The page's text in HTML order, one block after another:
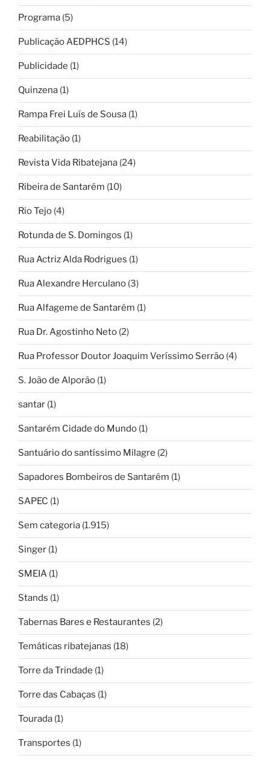
Programa (5)
Publicação AEDPHCS (14)
Publicidade (1)
Quinzena (1)
Rampa Frei Luís de Sousa (1)
Reabilitação (1)
Revista Vida Ribatejana (24)
Ribeira de Santarém (10)
Rio Tejo (4)
Rotunda de S. Domingos (1)
Rua Actriz Alda Rodrigues (1)
Rua Alexandre Herculano (3)
Rua Alfageme de Santarém (1)
Rua Dr. Agostinho Neto (2)
Rua Professor Doutor Joaquim Veríssimo Serrão (4)
S. João de Alporão (1)
santar (1)
Santarém Cidade do Mundo (1)
Santuário do santíssimo Milagre (2)
Sapadores Bombeiros de Santarém (1)
SAPEC (1)
Sem categoria (1.915)
Singer (1)
SMEIA (1)
Stands (1)
Tabernas Bares e Restaurantes (2)
Temáticas ribatejanas (18)
Torre da Trindade (1)
Torre das Cabaças (1)
Tourada (1)
Transportes (1)